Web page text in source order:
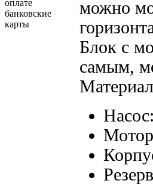
можно
Блок с
самым,